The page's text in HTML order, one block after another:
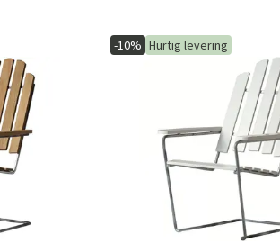
-10% Hurtig levering